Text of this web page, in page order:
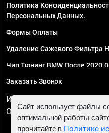
Политика
Персональных Данных.
Формы Оплаты
Удаление Сажевого Фильтра
Чип Тюнинг BMW После
Заказать Звонок
ИП Смирнов Георгий
ОГРНИП 324470400032610
Сайт использует файлы
оптимальной работы
прочитайте в Политике